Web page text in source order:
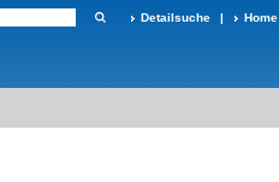
Detailsuche | Home